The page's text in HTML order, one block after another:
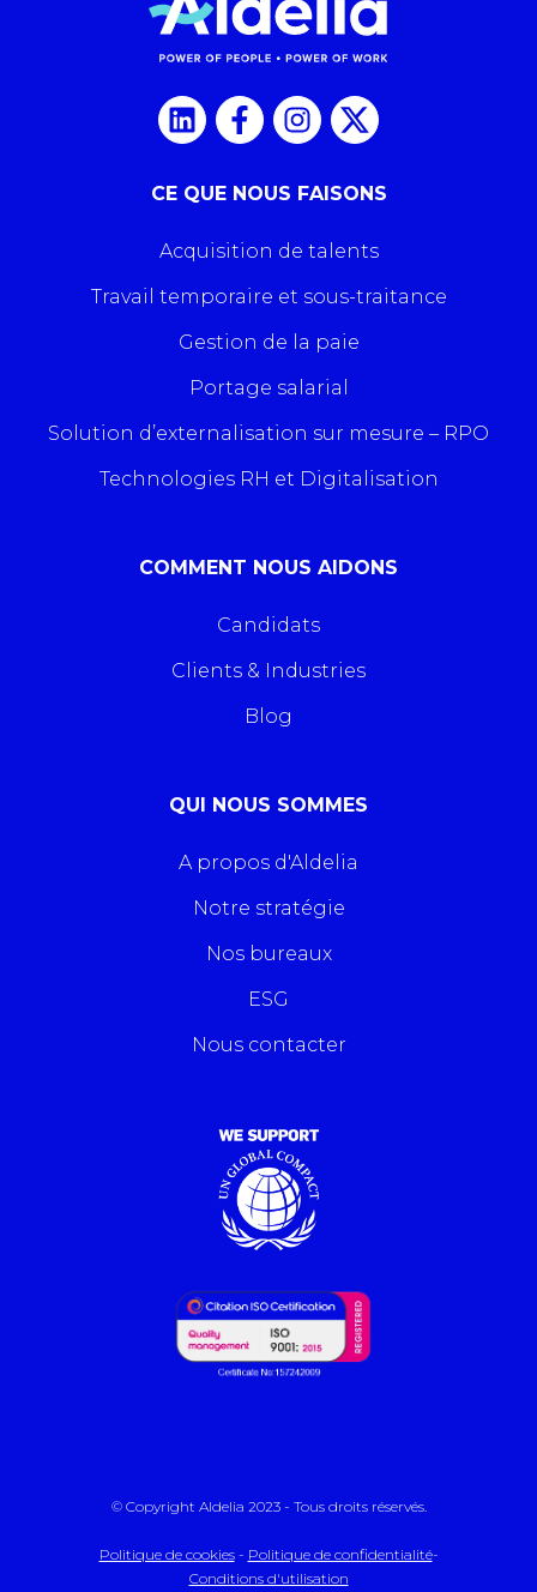
CE QUE NOUS FAISONS
Acquisition de talents
Travail temporaire et sous-traitance
Gestion de la paie
Portage salarial
Solution d’externalisation sur mesure – RPO
Technologies RH et Digitalisation
COMMENT NOUS AIDONS
Candidats
Clients & Industries
Blog
QUI NOUS SOMMES
A propos d'Aldelia
Notre stratégie
Nos bureaux
ESG
Nous contacter
© Copyright Aldelia 2023 - Tous droits réservés.
Politique de cookies- Politique de confidentialité-
Conditions d'utilisation